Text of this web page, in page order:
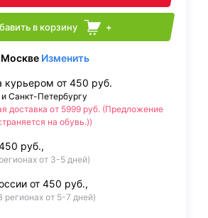
в корзину +
Москве Изменить
курьером от 450 руб.
Санкт-Петербургу
доставка от 5999 руб. (Предложение
на обувь.))
руб.,
от 3-5 дней)
от 450 руб.,
регионах от 5-7 дней)